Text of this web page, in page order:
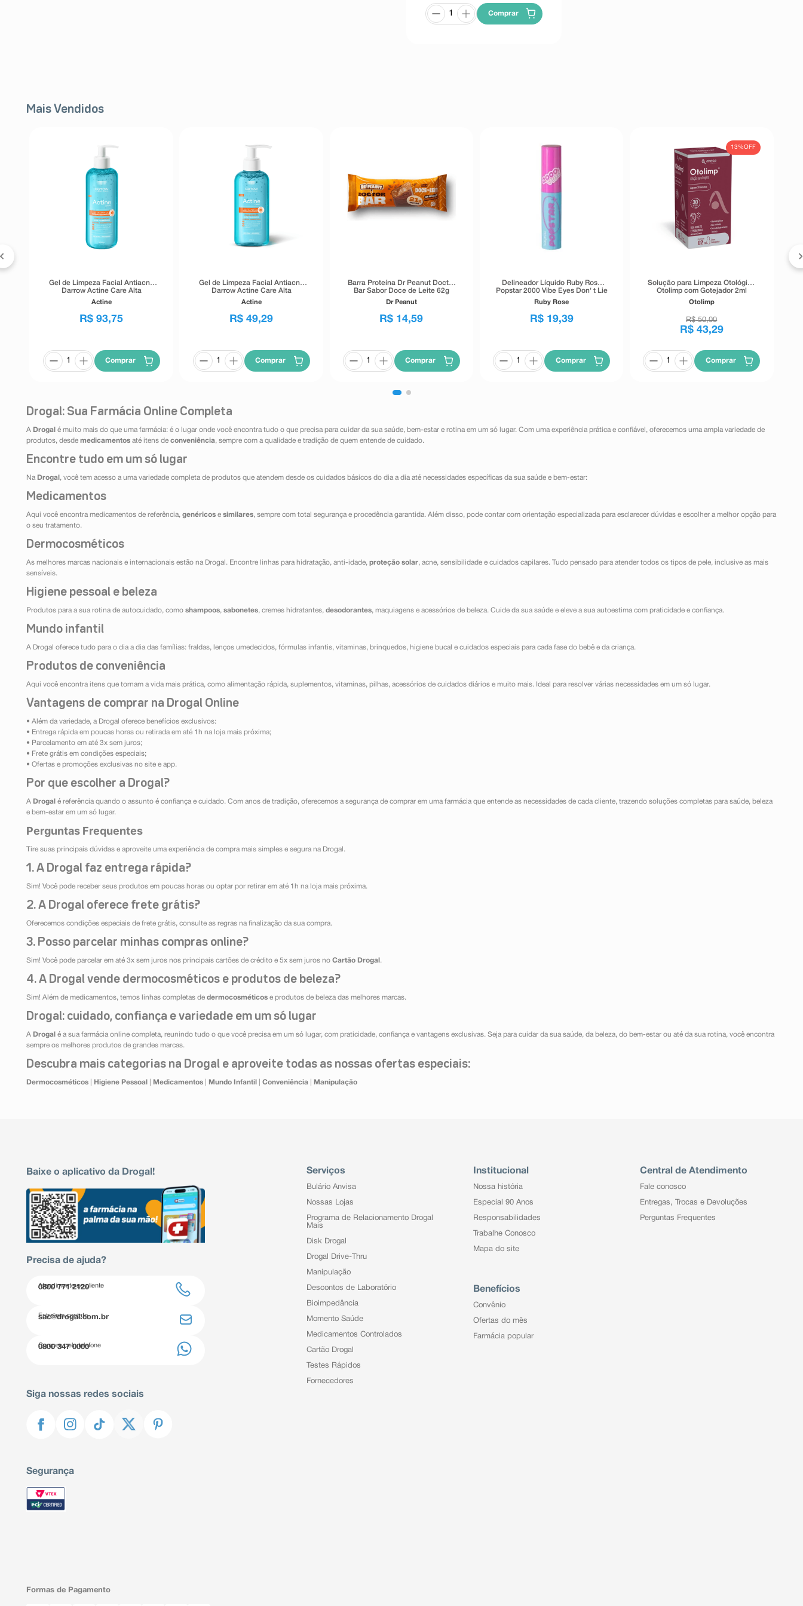
Comprar
Mais Vendidos
Gel de Limpeza Facial Antiacne
Darrow Actine Care Alta
Tolerância 400g
Actine
R$ 93,75
Comprar
Gel de Limpeza Facial Antiacne
Darrow Actine Care Alta
Tolerância 140g
Actine
R$ 49,29
Comprar
Barra Proteína Dr Peanut Doctor
Bar Sabor Doce de Leite 62g
Dr Peanut
R$ 14,59
Comprar
Delineador Líquido Ruby Rose
Popstar 2000 Vibe Eyes Don' t Lie
Preto 5,5g
Ruby Rose
R$ 19,39
Comprar
13%OFF
Solução para Limpeza Otológica
Otolimp com Gotejador 2ml
Otolimp
R$ 50,00
R$ 43,29
Comprar
Drogal: Sua Farmácia Online Completa
A Drogal é muito mais do que uma farmácia: é o lugar onde você encontra tudo o que precisa para cuidar da sua saúde, bem-estar e rotina em um só lugar. Com uma experiência prática e confiável, oferecemos uma ampla variedade de
produtos, desde medicamentos até itens de conveniência, sempre com a qualidade e tradição de quem entende de cuidado.
Encontre tudo em um só lugar
Na Drogal , você tem acesso a uma variedade completa de produtos que atendem desde os cuidados básicos do dia a dia até necessidades específicas da sua saúde e bem-estar:
Medicamentos
Aqui você encontra medicamentos de referência, genéricos e similares, sempre com total segurança e procedência garantida. Além disso, pode contar com orientação especializada para esclarecer dúvidas e escolher a melhor opção para
o seu tratamento.
Dermocosméticos
As melhores marcas nacionais e internacionais estão na Drogal. Encontre linhas para hidratação, anti-idade, proteção solar, acne, sensibilidade e cuidados capilares. Tudo pensado para atender todos os tipos de pele, inclusive as mais
sensíveis.
Higiene pessoal e beleza
Produtos para a sua rotina de autocuidado, como shampoos, sabonetes, cremes hidratantes, desodorantes, maquiagens e acessórios de beleza. Cuide da sua saúde e eleve a sua autoestima com praticidade e confiança.
Mundo infantil
A Drogal oferece tudo para o dia a dia das famílias: fraldas, lenços umedecidos, fórmulas infantis, vitaminas, brinquedos, higiene bucal e cuidados especiais para cada fase do bebê e da criança.
Produtos de conveniência
Aqui você encontra itens que tornam a vida mais prática, como alimentação rápida, suplementos, vitaminas, pilhas, acessórios de cuidados diários e muito mais. Ideal para resolver várias necessidades em um só lugar.
Vantagens de comprar na Drogal Online
• Além da variedade, a Drogal oferece benefícios exclusivos:
• Entrega rápida em poucas horas ou retirada em até 1h na loja mais próxima;
• Parcelamento em até 3x sem juros;
• Frete grátis em condições especiais;
• Ofertas e promoções exclusivas no site e app.
Por que escolher a Drogal?
A Drogal é referência quando o assunto é confiança e cuidado. Com anos de tradição, oferecemos a segurança de comprar em uma farmácia que entende as necessidades de cada cliente, trazendo soluções completas para saúde, beleza
e bem-estar em um só lugar.
Perguntas Frequentes
Tire suas principais dúvidas e aproveite uma experiência de compra mais simples e segura na Drogal.
1. A Drogal faz entrega rápida?
Sim! Você pode receber seus produtos em poucas horas ou optar por retirar em até 1h na loja mais próxima.
2. A Drogal oferece frete grátis?
Oferecemos condições especiais de frete grátis, consulte as regras na finalização da sua compra.
3. Posso parcelar minhas compras online?
Sim! Você pode parcelar em até 3x sem juros nos principais cartões de crédito e 5x sem juros no Cartão Drogal .
4. A Drogal vende dermocosméticos e produtos de beleza?
Sim! Além de medicamentos, temos linhas completas de dermocosméticos e produtos de beleza das melhores marcas.
Drogal: cuidado, confiança e variedade em um só lugar
A Drogal é a sua farmácia online completa, reunindo tudo o que você precisa em um só lugar, com praticidade, confiança e vantagens exclusivas. Seja para cuidar da sua saúde, da beleza, do bem-estar ou até da sua rotina, você encontra
sempre os melhores produtos de grandes marcas.
Descubra mais categorias na Drogal e aproveite todas as nossas ofertas especiais:
Dermocosméticos Higiene Pessoal Medicamentos Mundo Infantil Conveniência Manipulação
Baixe o aplicativo da Drogal!
Precisa de ajuda?
Atendimento ao cliente
0800 771 2120
Entre em contato
sac@drogal.com.br
Compre pelo telefone
0800 347 0000
Siga nossas redes sociais
Segurança
Serviços
Bulário Anvisa
Nossas Lojas
Programa de Relacionamento Drogal
Mais
Disk Drogal
Drogal Drive-Thru
Manipulação
Descontos de Laboratório
Bioimpedância
Momento Saúde
Medicamentos Controlados
Cartão Drogal
Testes Rápidos
Fornecedores
Institucional
Nossa história
Especial 90 Anos
Responsabilidades
Trabalhe Conosco
Mapa do site
Benefícios
Convênio
Ofertas do mês
Farmácia popular
Central de Atendimento
Fale conosco
Entregas, Trocas e Devoluções
Perguntas Frequentes
Formas de Pagamento